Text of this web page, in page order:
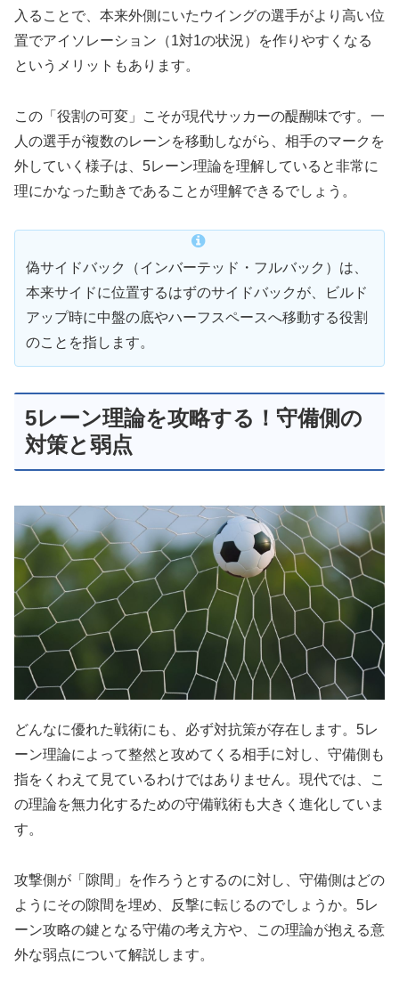
入ることで、本来外側にいたウイングの選手がより高い位
置でアイソレーション（1対1の状況）を作りやすくなる
というメリットもあります。
この「役割の可変」こそが現代サッカーの醍醐味です。一
人の選手が複数のレーンを移動しながら、相手のマークを
外していく様子は、5レーン理論を理解していると非常に
理にかなった動きであることが理解できるでしょう。
偽サイドバック（インバーテッド・フルバック）は、
本来サイドに位置するはずのサイドバックが、ビルド
アップ時に中盤の底やハーフスペースへ移動する役割
のことを指します。
5レーン理論を攻略する！守備側の
対策と弱点
どんなに優れた戦術にも、必ず対抗策が存在します。5レ
ーン理論によって整然と攻めてくる相手に対し、守備側も
指をくわえて見ているわけではありません。現代では、こ
の理論を無力化するための守備戦術も大きく進化していま
す。
攻撃側が「隙間」を作ろうとするのに対し、守備側はどの
ようにその隙間を埋め、反撃に転じるのでしょうか。5レ
ーン攻略の鍵となる守備の考え方や、この理論が抱える意
外な弱点について解説します。